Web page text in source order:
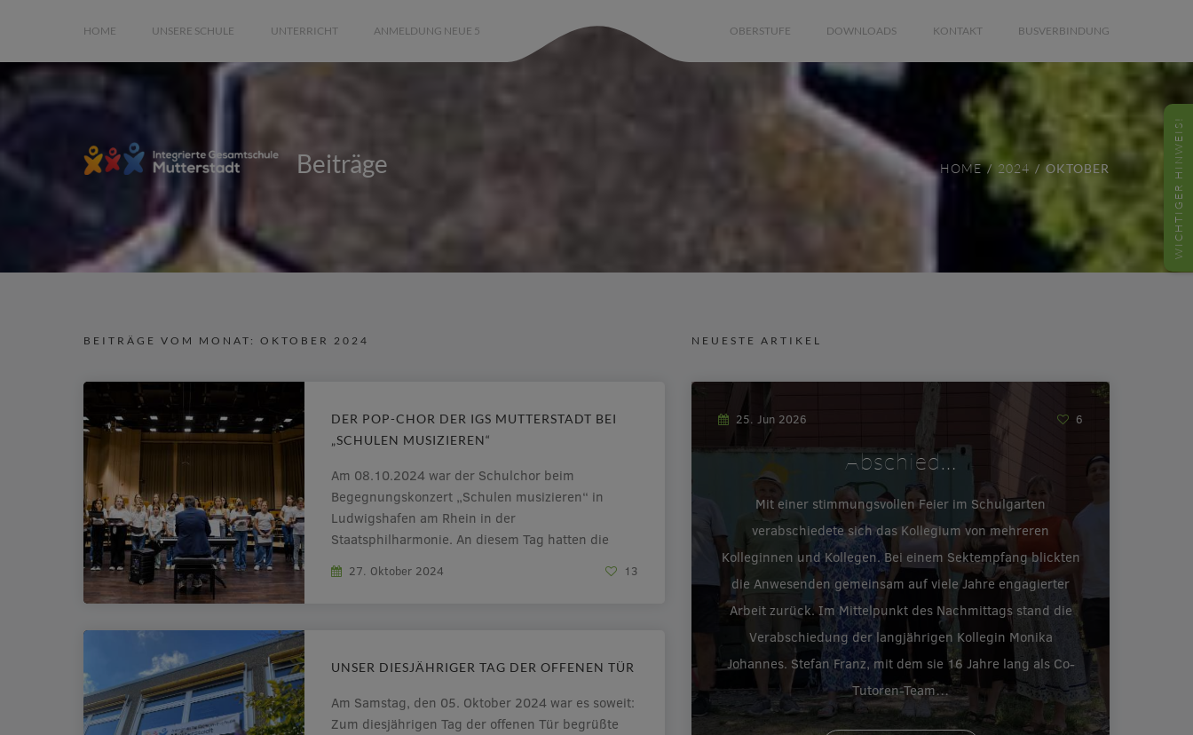
WICHTIGER HINWEIS!
HOME UNSERE SCHULE UNTERRICHT ANMELDUNG NEUE 5 OBERSTUFE DOWNLOADS KONTAKT BUSVERBINDUNG
Beiträge HOME 2024 OKTOBER
BEITRÄGE VOM MONAT:OKTOBER 2024
DER POP-CHOR DER IGS MUTTERSTADT BEI
„SCHULEN MUSIZIEREN“
Am 08.10.2024 war der Schulchor beim
Begegnungskonzert „Schulen musizieren“ in
Ludwigshafen am Rhein in der
Staatsphilharmonie. An diesem Tag hatten die
einmal eine Chorprobe in der Schule, ein
27. Oktober 2024 13
UNSER DIESJÄHRIGER TAG DER OFFENEN TÜR
Am Samstag, den 05. Oktober 2024 war es soweit:
Zum diesjährigen Tag der offenen Tür begrüßte
NEUESTE ARTIKEL
25. Jun 2026 6
Abschied…
Mit einer stimmungsvollen Feier im Schulgarten
verabschiedete sich das Kollegium von mehreren
Kolleginnen und Kollegen. Bei einem Sektempfang blickten
die Anwesenden gemeinsam auf viele Jahre engagierter
Arbeit zurück. Im Mittelpunkt des Nachmittags stand die
Verabschiedung der langjährigen Kollegin Monika
Johannes. Stefan Franz, mit dem sie 16 Jahre lang als Co-
Tutoren-Team…